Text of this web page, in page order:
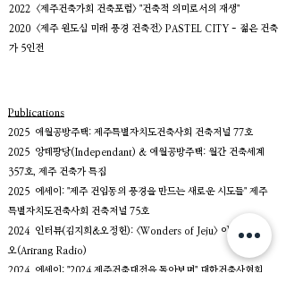
2022 <제주건축가회 건축포럼> "건축적 의미로서의 재생"
2020 <제주 원도심 미래 풍경 건축전> PASTEL CITY - 젊은 건축
가 5인전
Publications
2025 애월공방주택: 제주특별자치도건축사회 건축저널 77호
2025 앙데팡당(Independant) & 애월공방주택: 월간 건축세계
357호, 제주 건축가 특집
2025 에세이: "제주 건입동의 풍경을 만드는 새로운 시도들" 제주
특별자치도건축사회 건축저널 75호
2024 인터뷰(김지희&오정헌): <Wonders of Jeju> 아리랑 라디
오(Arirang Radio)
2024 에세이: "2024 제주건축대전을 돌아보며" 대한건축사협회